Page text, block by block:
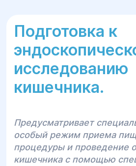
Подготовка к
исследованию
кишечника.
Предусматривает
особый режим приема
процедуры и проведение
кишечника с помощью